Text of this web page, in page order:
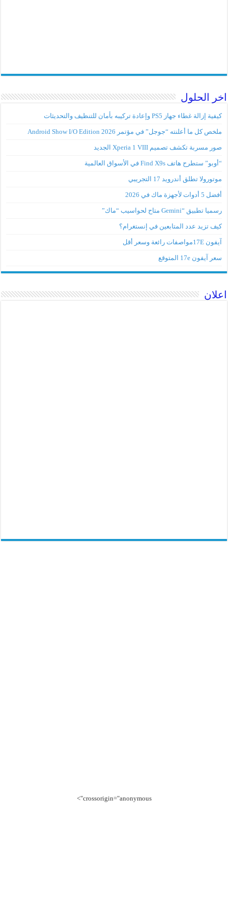
اخر الحلول
كيفية إزالة غطاء جهاز PS5 وإعادة تركيبه بأمان للتنظيف والتحديثات
ملخص كل ما أعلنته “جوجل” في مؤتمر Android Show I/O Edition 2026
صور مسربة تكشف تصميم Xperia 1 VIII الجديد
“أوبو” ستطرح هاتف Find X9s في الأسواق العالمية
موتورولا تطلق أندرويد 17 التجريبي
أفضل 5 أدوات لأجهزة ماك في 2026
رسميا تطبيق “Gemini متاح لحواسيب “ماك”
كيف تزيد عدد المتابعين في إنستغرام؟
آيفون 17Eمواصفات رائعة وسعر أقل
سعر آيفون 17e المتوقع
اعلان
crossorigin="anonymous">